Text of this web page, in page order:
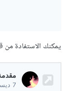
يمكنك الاستفادة من